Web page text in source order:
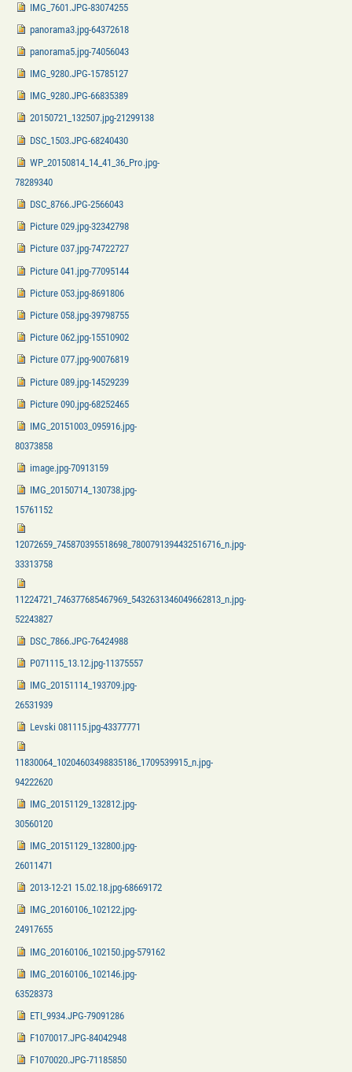
IMG_7601.JPG-83074255
panorama3.jpg-64372618
panorama5.jpg-74056043
IMG_9280.JPG-15785127
IMG_9280.JPG-66835389
20150721_132507.jpg-21299138
DSC_1503.JPG-68240430
WP_20150814_14_41_36_Pro.jpg-
78289340
DSC_8766.JPG-2566043
Picture 029.jpg-32342798
Picture 037.jpg-74722727
Picture 041.jpg-77095144
Picture 053.jpg-8691806
Picture 058.jpg-39798755
Picture 062.jpg-15510902
Picture 077.jpg-90076819
Picture 089.jpg-14529239
Picture 090.jpg-68252465
IMG_20151003_095916.jpg-
80373858
image.jpg-70913159
IMG_20150714_130738.jpg-
15761152
12072659_745870395518698_7800791394432516716_n.jpg-
33313758
11224721_746377685467969_5432631346049662813_n.jpg-
52243827
DSC_7866.JPG-76424988
P071115_13.12.jpg-11375557
IMG_20151114_193709.jpg-
26531939
Levski 081115.jpg-43377771
11830064_10204603498835186_1709539915_n.jpg-
94222620
IMG_20151129_132812.jpg-
30560120
IMG_20151129_132800.jpg-
26011471
2013-12-21 15.02.18.jpg-68669172
IMG_20160106_102122.jpg-
24917655
IMG_20160106_102150.jpg-579162
IMG_20160106_102146.jpg-
63528373
ETI_9934.JPG-79091286
F1070017.JPG-84042948
F1070020.JPG-71185850